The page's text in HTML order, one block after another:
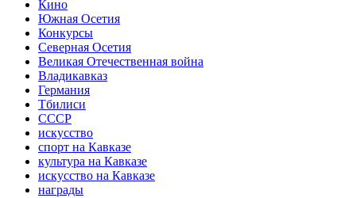
Кино
Южная Осетия
Конкурсы
Северная Осетия
Великая Отечественная война
Владикавказ
Германия
Тбилиси
СССР
искусство
спорт на Кавказе
культура на Кавказе
искусство на Кавказе
награды